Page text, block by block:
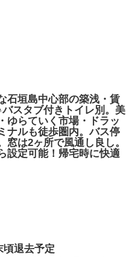
石垣島中心部の築浅・賃
スタブ付きトイレ別。美
ゆらていく市場・ドラッ
ナルも徒歩圏内。バス停
窓は2ヶ所で風通し良し。
設定可能！帰宅時に快適
退去予定